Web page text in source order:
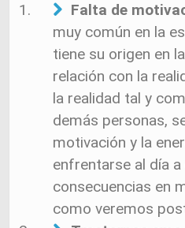
Falta de
muy común en la
tiene su origen en
relación con la
la realidad tal y
demás personas,
motivación y la
enfrentarse al día
consecuencias en
como veremos